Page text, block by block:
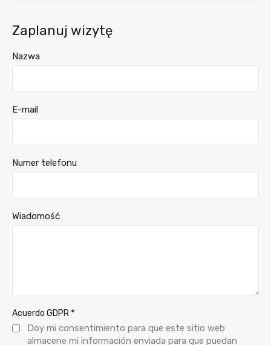
Zaplanuj wizytę
Nazwa
E-mail
Numer telefonu
Wiadomość
Acuerdo GDPR *
Doy mi consentimiento para que este sitio web
almacene mi información enviada para que puedan